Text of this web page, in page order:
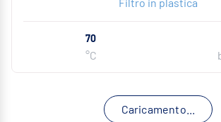
70
°C
Caricamento...